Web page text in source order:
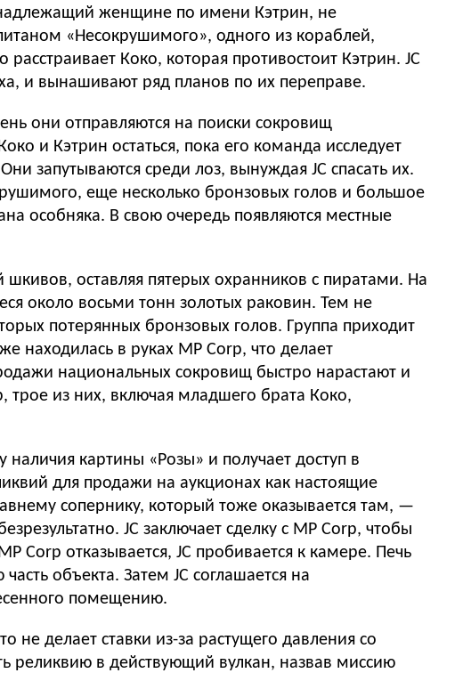
женщине по имени Кэтрин, не
«Несокрушимого», одного из кораблей,
Коко, которая противостоит Кэтрин. JC
и вынашивают ряд планов по их переправе.
они отправляются на поиски сокровищ
и Кэтрин остаться, пока его команда исследует
запутываются среди лоз, вынуждая JC спасать их.
еще несколько бронзовых голов и большое
особняка. В свою очередь появляются местные
оставляя пятерых охранников с пиратами. На
около восьми тонн золотых раковин. Тем не
потерянных бронзовых голов. Группа приходит
находилась в руках MP Corp, что делает
национальных сокровищ быстро нарастают и
трое из них, включая младшего брата Коко,
картины «Розы» и получает доступ в
для продажи на аукционах как настоящие
сопернику, который тоже оказывается там, —
JC заключает сделку с MP Corp, чтобы
Corp отказывается, JC пробивается к камере. Печь
объекта. Затем JC соглашается на
помещению.
не делает ставки из-за растущего давления со
реликвию в действующий вулкан, назвав миссию